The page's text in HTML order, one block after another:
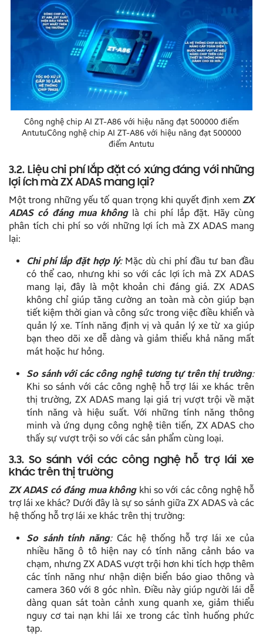
Công nghệ chip AI ZT-A86 với hiệu năng đạt 500000 điểm
AntutuCông nghệ chip AI ZT-A86 với hiệu năng đạt 500000
điểm Antutu
3.2. Liệu chi phí lắp đặt có xứng đáng với những
lợi ích mà ZX ADAS mang lại?
Một trong những yếu tố quan trọng khi quyết định xem ZX
ADAS có đáng mua khônglà chi phí lắp đặt. Hãy cùng
phân tích chi phí so với những lợi ích mà ZX ADAS mang
lại:
Chi phí lắp đặt hợp lý:Mặc dù chi phí đầu tư ban đầu
có thể cao, nhưng khi so với các lợi ích mà ZX ADAS
mang lại, đây là một khoản chi đáng giá. ZX ADAS
không chỉ giúp tăng cường an toàn mà còn giúp bạn
tiết kiệm thời gian và công sức trong việc điều khiển và
quản lý xe. Tính năng định vị và quản lý xe từ xa giúp
bạn theo dõi xe dễ dàng và giảm thiểu khả năng mất
mát hoặc hư hỏng.
So sánh với các công nghệ tương tự trên thị trường:
Khi so sánh với các công nghệ hỗ trợ lái xe khác trên
thị trường, ZX ADAS mang lại giá trị vượt trội về mặt
tính năng và hiệu suất. Với những tính năng thông
minh và ứng dụng công nghệ tiên tiến, ZX ADAS cho
thấy sự vượt trội so với các sản phẩm cùng loại.
3.3. So sánh với các công nghệ hỗ trợ lái xe
khác trên thị trường
ZX ADAS có đáng mua khôngkhi so với các công nghệ hỗ
trợ lái xe khác? Dưới đây là sự so sánh giữa ZX ADAS và các
hệ thống hỗ trợ lái xe khác trên thị trường:
So sánh tính năng:Các hệ thống hỗ trợ lái xe của
nhiều hãng ô tô hiện nay có tính năng cảnh báo va
chạm, nhưng ZX ADAS vượt trội hơn khi tích hợp thêm
các tính năng như nhận diện biển báo giao thông và
camera 360 với 8 góc nhìn. Điều này giúp người lái dễ
dàng quan sát toàn cảnh xung quanh xe, giảm thiểu
nguy cơ tai nạn khi lái xe trong các tình huống phức
tạp.